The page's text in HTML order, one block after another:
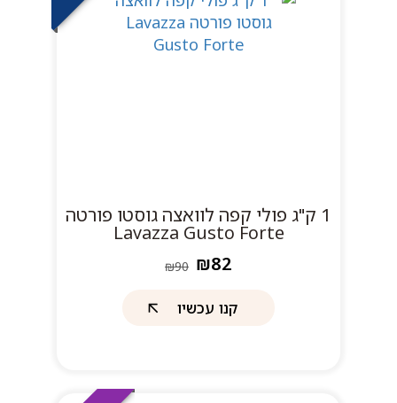
1 ק"ג פולי קפה לוואצה גוסטו פורטה
Lavazza Gusto Forte
₪82
₪90
קנו עכשיו